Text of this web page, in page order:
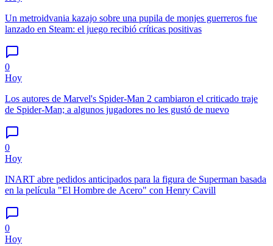
Un metroidvania kazajo sobre una pupila de monjes guerreros fue
lanzado en Steam: el juego recibió críticas positivas
0
Hoy
Los autores de Marvel's Spider-Man 2 cambiaron el criticado traje
de Spider-Man; a algunos jugadores no les gustó de nuevo
0
Hoy
INART abre pedidos anticipados para la figura de Superman basada
en la película "El Hombre de Acero" con Henry Cavill
0
Hoy